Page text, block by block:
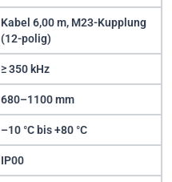
Kabel 6,00 m, M23-Kupplung
(12-polig)
≥ 350 kHz
680–1100 mm
–10 °C bis +80 °C
IP00